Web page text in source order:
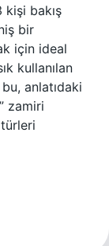
kişi bakış
bir
için ideal
kullanılan
bu, anlatıdaki
zamiri
türleri